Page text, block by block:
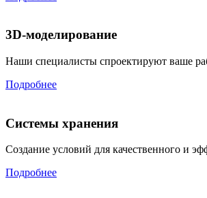
3D-моделирование
Наши специалисты спроектируют ваше
Подробнее
Системы хранения
Создание условий для качественного и
Подробнее